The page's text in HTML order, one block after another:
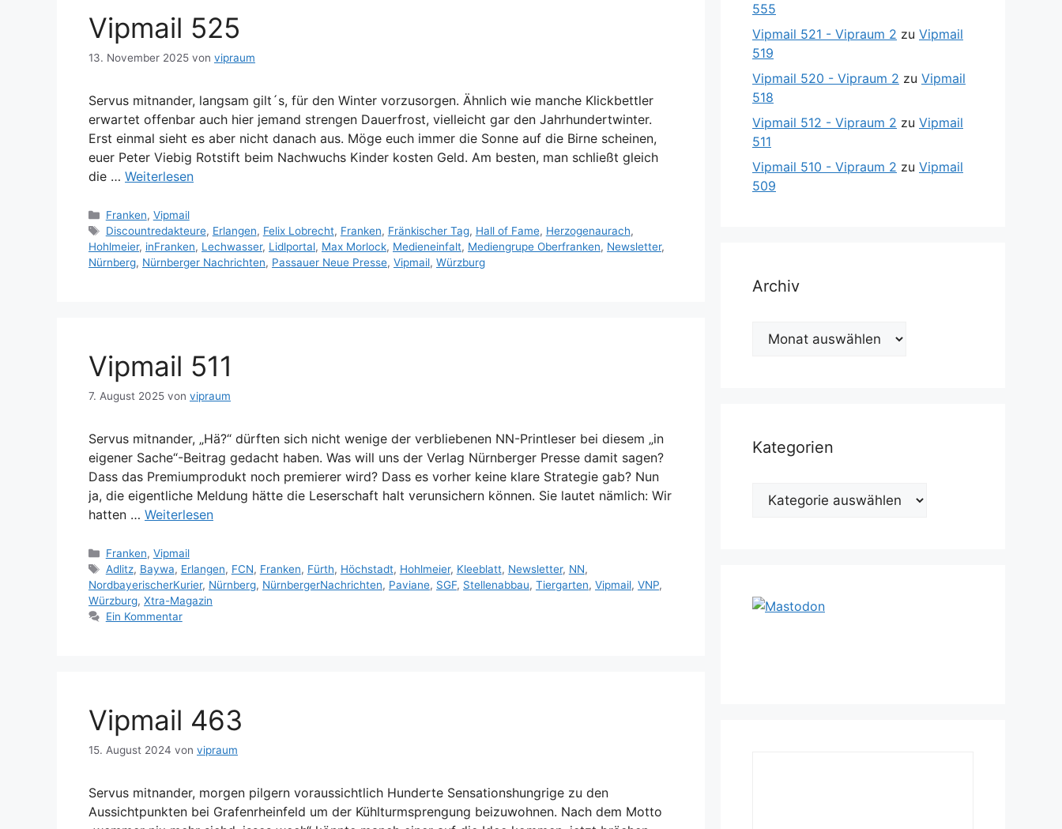
Vipmail 525
13. November 2025 von vipraum
Servus mitnander, langsam gilt´s, für den Winter vorzusorgen. Ähnlich wie manche Klickbettler
erwartet offenbar auch hier jemand strengen Dauerfrost, vielleicht gar den Jahrhundertwinter.
Erst einmal sieht es aber nicht danach aus. Möge euch immer die Sonne auf die Birne scheinen,
euer Peter Viebig Rotstift beim Nachwuchs Kinder kosten Geld. Am besten, man schließt gleich
die … Weiterlesen
Kategorien
Franken, Vipmail
Schlagwörter
Discountredakteure, Erlangen, Felix Lobrecht, Franken, Fränkischer Tag, Hall of Fame, Herzogenaurach,
Hohlmeier, inFranken, Lechwasser, Lidlportal, Max Morlock, Medieneinfalt, Mediengrupe Oberfranken, Newsletter,
Nürnberg, Nürnberger Nachrichten, Passauer Neue Presse, Vipmail, Würzburg
Vipmail 511
7. August 2025 von vipraum
Servus mitnander, „Hä?“ dürften sich nicht wenige der verbliebenen NN-Printleser bei diesem „in
eigener Sache“-Beitrag gedacht haben. Was will uns der Verlag Nürnberger Presse damit sagen?
Dass das Premiumprodukt noch premierer wird? Dass es vorher keine klare Strategie gab? Nun
ja, die eigentliche Meldung hätte die Leserschaft halt verunsichern können. Sie lautet nämlich: Wir
hatten … Weiterlesen
Kategorien
Franken, Vipmail
Schlagwörter
Adlitz, Baywa, Erlangen, FCN, Franken, Fürth, Höchstadt, Hohlmeier, Kleeblatt, Newsletter, NN,
NordbayerischerKurier, Nürnberg, NürnbergerNachrichten, Paviane, SGF, Stellenabbau, Tiergarten, Vipmail, VNP,
Würzburg, Xtra-Magazin
Ein Kommentar
Vipmail 463
15. August 2024 von vipraum
Servus mitnander, morgen pilgern voraussichtlich Hunderte Sensationshungrige zu den
Aussichtpunkten bei Grafenrheinfeld um der Kühlturmsprengung beizuwohnen. Nach dem Motto
555
Vipmail 521 - Vipraum 2 zu Vipmail
519
Vipmail 520 - Vipraum 2 zu Vipmail
518
Vipmail 512 - Vipraum 2 zu Vipmail
511
Vipmail 510 - Vipraum 2 zu Vipmail
509
Archiv
Archiv
Kategorien
Kategorien